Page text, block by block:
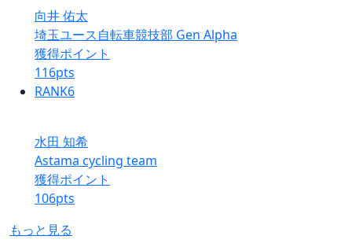
向井 佑太
埼玉ユース自転車競技部 Gen Alpha
獲得ポイント
116pts
RANK6
水田 知希
Astama cycling team
獲得ポイント
106pts
もっと見る